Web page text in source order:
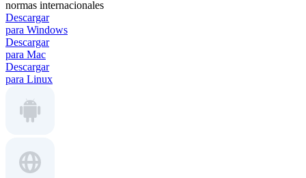
normas internacionales
Descargar
para Windows
Descargar
para Mac
Descargar
para Linux